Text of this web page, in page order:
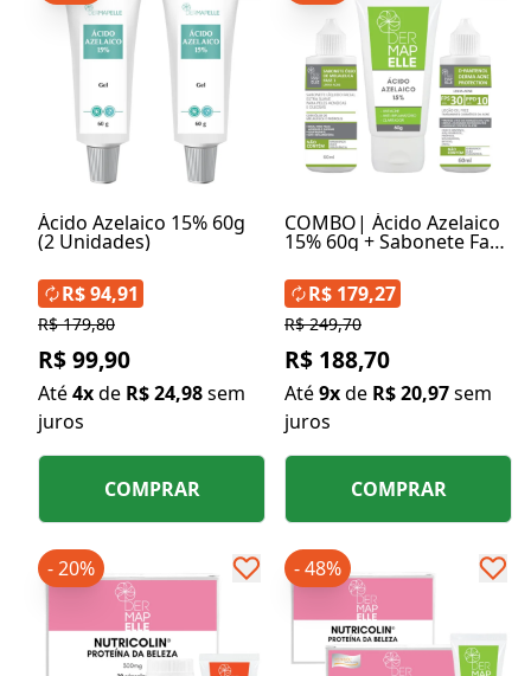
Ácido Azelaico 15% 60g
(2 Unidades)
R$ 179,80
R$ 99,90
Até4xde R$ 24,98sem
juros
R$ 94,91
COMPRAR
COMBO| Ácido Azelaico
15% 60g + Sabonete Fase
Protection FPS 30 60ml
R$ 249,70
R$ 188,70
Até9xde R$ 20,97sem
juros
R$ 179,27
COMPRAR
- 20% - 48%